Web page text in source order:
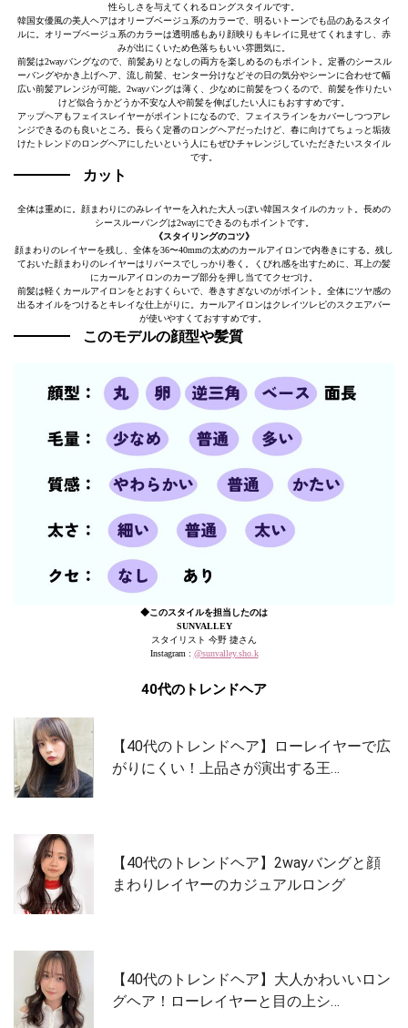
性らしさを与えてくれるロングスタイルです。
韓国女優風の美人ヘアはオリーブベージュ系のカラーで、明るいトーンでも品のあるスタイ
ルに。オリーブベージュ系のカラーは透明感もあり顔映りもキレイに見せてくれますし、赤
みが出にくいため色落ちもいい雰囲気に。
前髪は2wayバングなので、前髪ありとなしの両方を楽しめるのもポイント。定番のシースル
ーバングやかき上げヘア、流し前髪、センター分けなどその日の気分やシーンに合わせて幅
広い前髪アレンジが可能。2wayバングは薄く、少なめに前髪をつくるので、前髪を作りたい
けど似合うかどうか不安な人や前髪を伸ばしたい人にもおすすめです。
アップヘアもフェイスレイヤーがポイントになるので、フェイスラインをカバーしつつアレ
ンジできるのも良いところ。長らく定番のロングヘアだったけど、春に向けてちょっと垢抜
けたトレンドのロングヘアにしたいという人にもぜひチャレンジしていただきたいスタイル
です。
カット
全体は重めに。顔まわりにのみレイヤーを入れた大人っぽい韓国スタイルのカット。長めの
シースルーバングは2wayにできるのもポイントです。
《スタイリングのコツ》
顔まわりのレイヤーを残し、全体を36〜40mmの太めのカールアイロンで内巻きにする。残し
ておいた顔まわりのレイヤーはリバースでしっかり巻く。くびれ感を出すために、耳上の髪
にカールアイロンのカーブ部分を押し当ててクセづけ。
前髪は軽くカールアイロンをとおすくらいで、巻きすぎないのがポイント。全体にツヤ感の
出るオイルをつけるとキレイな仕上がりに。カールアイロンはクレイツレピのスクエアバー
が使いやすくておすすめです。
このモデルの顔型や髪質
◆このスタイルを担当したのは
SUNVALLEY
スタイリスト 今野 捷さん
Instagram : @sunvalley.sho.k
40代のトレンドヘア
【40代のトレンドヘア】ローレイヤーで広
がりにくい！上品さが演出する王…
【40代のトレンドヘア】2wayバングと顔
まわりレイヤーのカジュアルロング
【40代のトレンドヘア】大人かわいいロン
グヘア！ローレイヤーと目の上シ…